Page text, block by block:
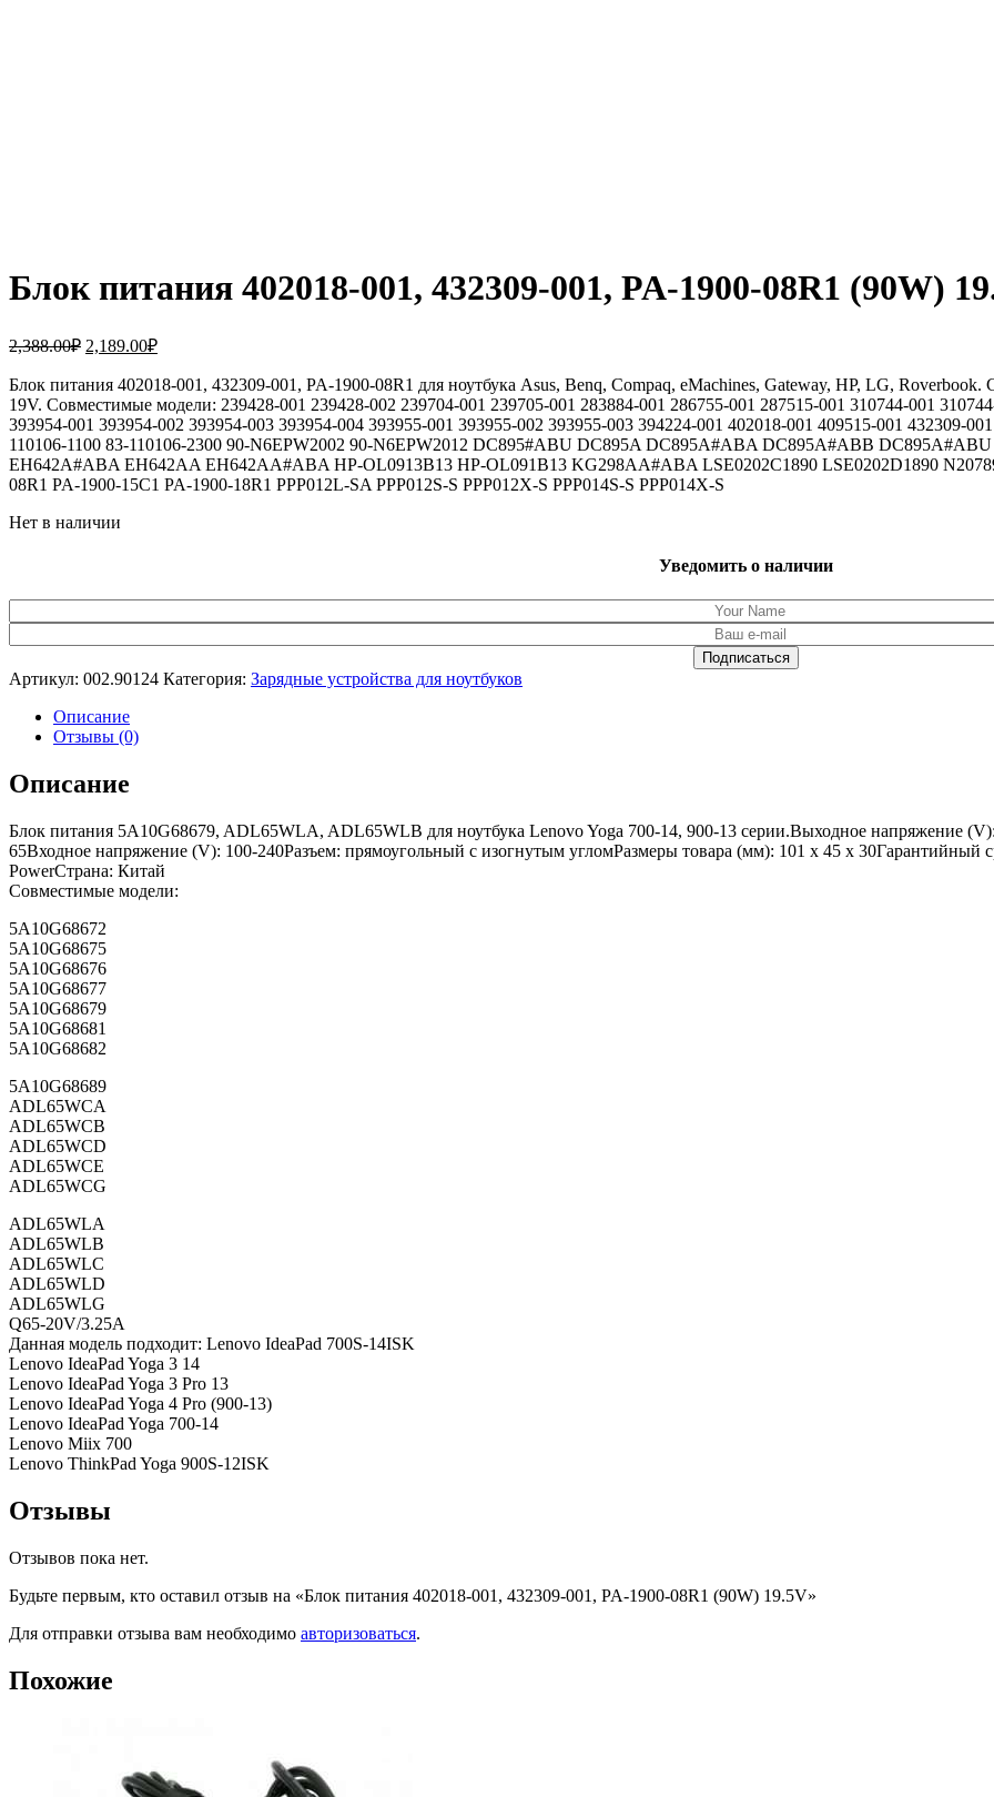
Блок питания 402018-001, 432309-001, PA-1900-08R1 (90W)
2,388.00₽ Первоначальная
составляла
2,388.00₽.
2,189.00₽Текущая
2,189.00₽.
Блок питания 402018-001, 432309-001, PA-1900-08R1 для ноутбука Asus, Benq, Compaq, eMachines, Gateway, HP, LG,
19V. Совместимые модели: 239428-001 239428-002 239704-001 239705-001 283884-001 286755-001 287515-001 310744-001
393954-001 393954-002 393954-003 393954-004 393955-001 393955-002 393955-003 394224-001 402018-001 409515-001 432309-
110106-1100 83-110106-2300 90-N6EPW2002 90-N6EPW2012 DC895#ABU DC895A DC895A#ABA DC895A#ABB
EH642A#ABA EH642AA EH642AA#ABA HP-OL0913B13 HP-OL091B13 KG298AA#ABA LSE0202C1890 LSE0202D1890
08R1 PA-1900-15C1 PA-1900-18R1 PPP012L-SA PPP012S-S PPP012X-S PPP014S-S PPP014X-S
Нет в наличии
Уведомить о наличии
Артикул: 002.90124 Категория: Зарядные устройства для ноутбуков
Описание
Отзывы (0)
Описание
Блок питания 5A10G68679, ADL65WLA, ADL65WLB для ноутбука Lenovo Yoga 700-14, 900-13 серии.Выходное напряжение
65Входное напряжение (V): 100-240Разъем: прямоугольный с изогнутым угломРазмеры товара (мм): 101 x 45 x 30Гарантийный
PowerСтрана: Китай
Совместимые модели:
5A10G68672
5A10G68675
5A10G68676
5A10G68677
5A10G68679
5A10G68681
5A10G68682
5A10G68689
ADL65WCA
ADL65WCB
ADL65WCD
ADL65WCE
ADL65WCG
ADL65WLA
ADL65WLB
ADL65WLC
ADL65WLD
ADL65WLG
Q65-20V/3.25A
Данная модель подходит: Lenovo IdeaPad 700S-14ISK
Lenovo IdeaPad Yoga 3 14
Lenovo IdeaPad Yoga 3 Pro 13
Lenovo IdeaPad Yoga 4 Pro (900-13)
Lenovo IdeaPad Yoga 700-14
Lenovo Miix 700
Lenovo ThinkPad Yoga 900S-12ISK
Отзывы
Отзывов пока нет.
Будьте первым, кто оставил отзыв на «Блок питания 402018-001, 432309-001, PA-1900-08R1 (90W) 19.5V»
Для отправки отзыва вам необходимо авторизоваться.
Похожие